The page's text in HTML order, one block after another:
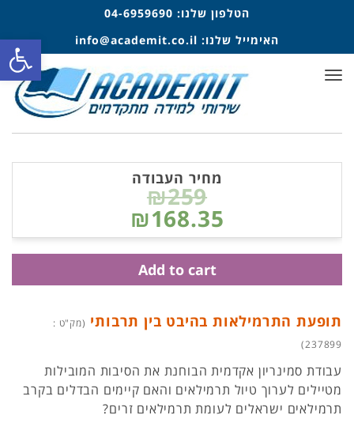
הטלפון שלנו: 04-6959690
האימייל שלנו: info@academit.co.il
תפריט
תופעת התרמילאות בהיבט בין תרבותי (מק"ט :
237899)
עבודת סמינריון אקדמית הבוחנת את הסיבות המובילות
מטיילים לערוך טיול תרמילאים והאם קיימים הבדלים בקרב
תרמילאים ישראלים לעומת תרמילאים זרים?
מחיר העבודה
₪259
₪168.35
Add to cart
פתח